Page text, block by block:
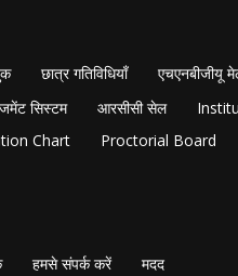
छात्र गतिविधियाँ एचएनबीजीयू
सिस्टम आरसीसी सेल
Chart Proctorial Board
हमसे संपर्क करें मदद